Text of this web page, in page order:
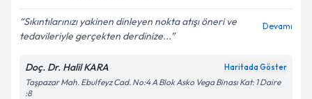
Sıkıntılarınızı yakinen dinleyen nokta atışı öneri ve
tedavileriyle gerçekten derdinize...
Devamı
Doç. Dr. Halil KARA Haritada Göster
Taşpazar Mah. Ebulfeyz Cad. No:4 A Blok Asko Vega Binası Kat: 1 Daire
:8